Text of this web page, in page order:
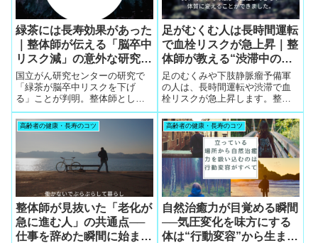
緑茶には長寿効果があった
｜整体師が伝える「脳卒中
リスク減」の意外な研究結
果
国立がん研究センターの研究で
「緑茶が脳卒中リスクを下げ
る」ことが判明。整体師として
中高年のお客さんに伝えてき
た“緑茶の健康効果”を、実例とと
もにわかりやすく解説します。
足がむくむ人は長時間運転
で血栓リスクが急上昇｜整
体師が教える“渋滞中の血
栓予防”の習慣
足のむくみや下肢静脈瘤予備軍
の人は、長時間運転や渋滞で血
栓リスクが急上昇します。整体
師が現場で見た“血栓ができやす
い体質の特徴”と、帰省・長距離
運転で実践できる血栓予防の習
慣を解説します。
高齢者の健康・長寿のコツ
整体師が見抜いた「老化が
急に進む人」の共通点──
仕事を辞めた瞬間に始ま
高齢者の健康・長寿のコツ
自然治癒力が目覚める瞬間
──気圧変化を味方にする
体は“行動変容”から生まれ